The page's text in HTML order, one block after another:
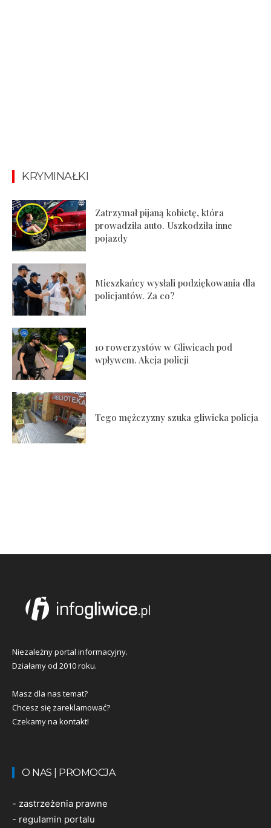
KRYMINAŁKI
Zatrzymał pijaną kobietę, która
prowadziła auto. Uszkodziła inne
pojazdy
Mieszkańcy wysłali podziękowania dla
policjantów. Za co?
10 rowerzystów w Gliwicach pod
wpływem. Akcja policji
Tego mężczyzny szuka gliwicka policja
Niezależny portal informacyjny.
Działamy od 2010 roku.
Masz dla nas temat?
Chcesz się zareklamować?
Czekamy na kontakt!
O NAS | PROMOCJA
- zastrzeżenia prawne
- regulamin portalu